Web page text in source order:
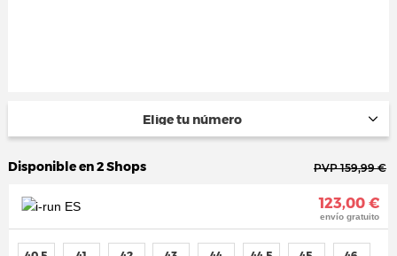
Elige tu número
Disponible en 2 Shops PVP 159,99 €
123,00 €
envío gratuito